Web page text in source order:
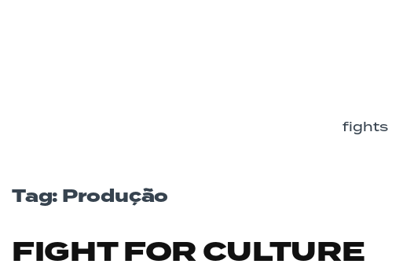
fights
Tag: Produção
FIGHT FOR CULTURE